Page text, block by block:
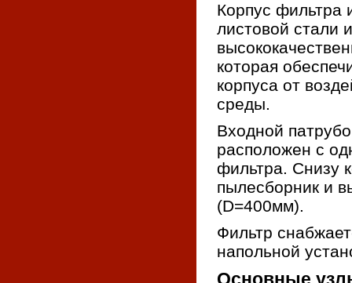
Корпус фильтра
листовой стали
которая
корпуса от
среды.
Входной
расположен с
фильтра. Снизу
пылесборник и
(D=400мм).
Фильтр
напольной